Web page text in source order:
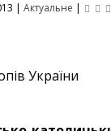
| Актуальне |